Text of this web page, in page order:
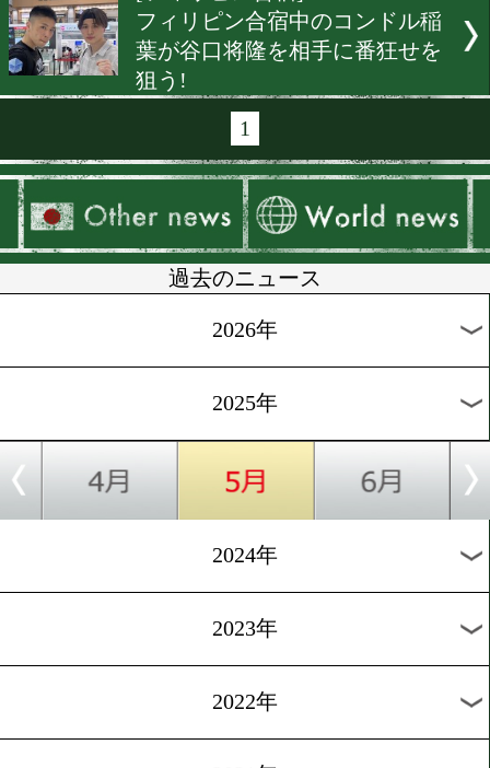
井上尚弥が出待ちファンに
ンのサービス
[ラスベガス便り]2025.4.29
井上尚弥は弟・拓真と10R
ボクシング
[公開練習]2025.4.28
井岡一翔! 再戦に向け順調
上がり!
[ベガス便り]2025.4.26
井上尚弥が拓真と浩樹とベ
で調整中!
[フィリピン合宿]2025.4.24
フィリピン合宿中のコンド
葉が谷口将隆を相手に番狂
狙う!
1